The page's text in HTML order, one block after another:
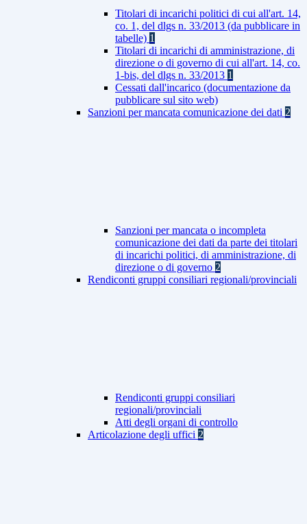
Titolari di incarichi politici di cui all'art. 14,
co. 1, del dlgs n. 33/2013 (da pubblicare in
tabelle) 1
Titolari di incarichi di amministrazione, di
direzione o di governo di cui all'art. 14, co.
1-bis, del dlgs n. 33/2013 1
Cessati dall'incarico (documentazione da
pubblicare sul sito web)
Sanzioni per mancata comunicazione dei dati 2
Sanzioni per mancata o incompleta
comunicazione dei dati da parte dei titolari
di incarichi politici, di amministrazione, di
direzione o di governo 2
Rendiconti gruppi consiliari regionali/provinciali
Rendiconti gruppi consiliari
regionali/provinciali
Atti degli organi di controllo
Articolazione degli uffici 2